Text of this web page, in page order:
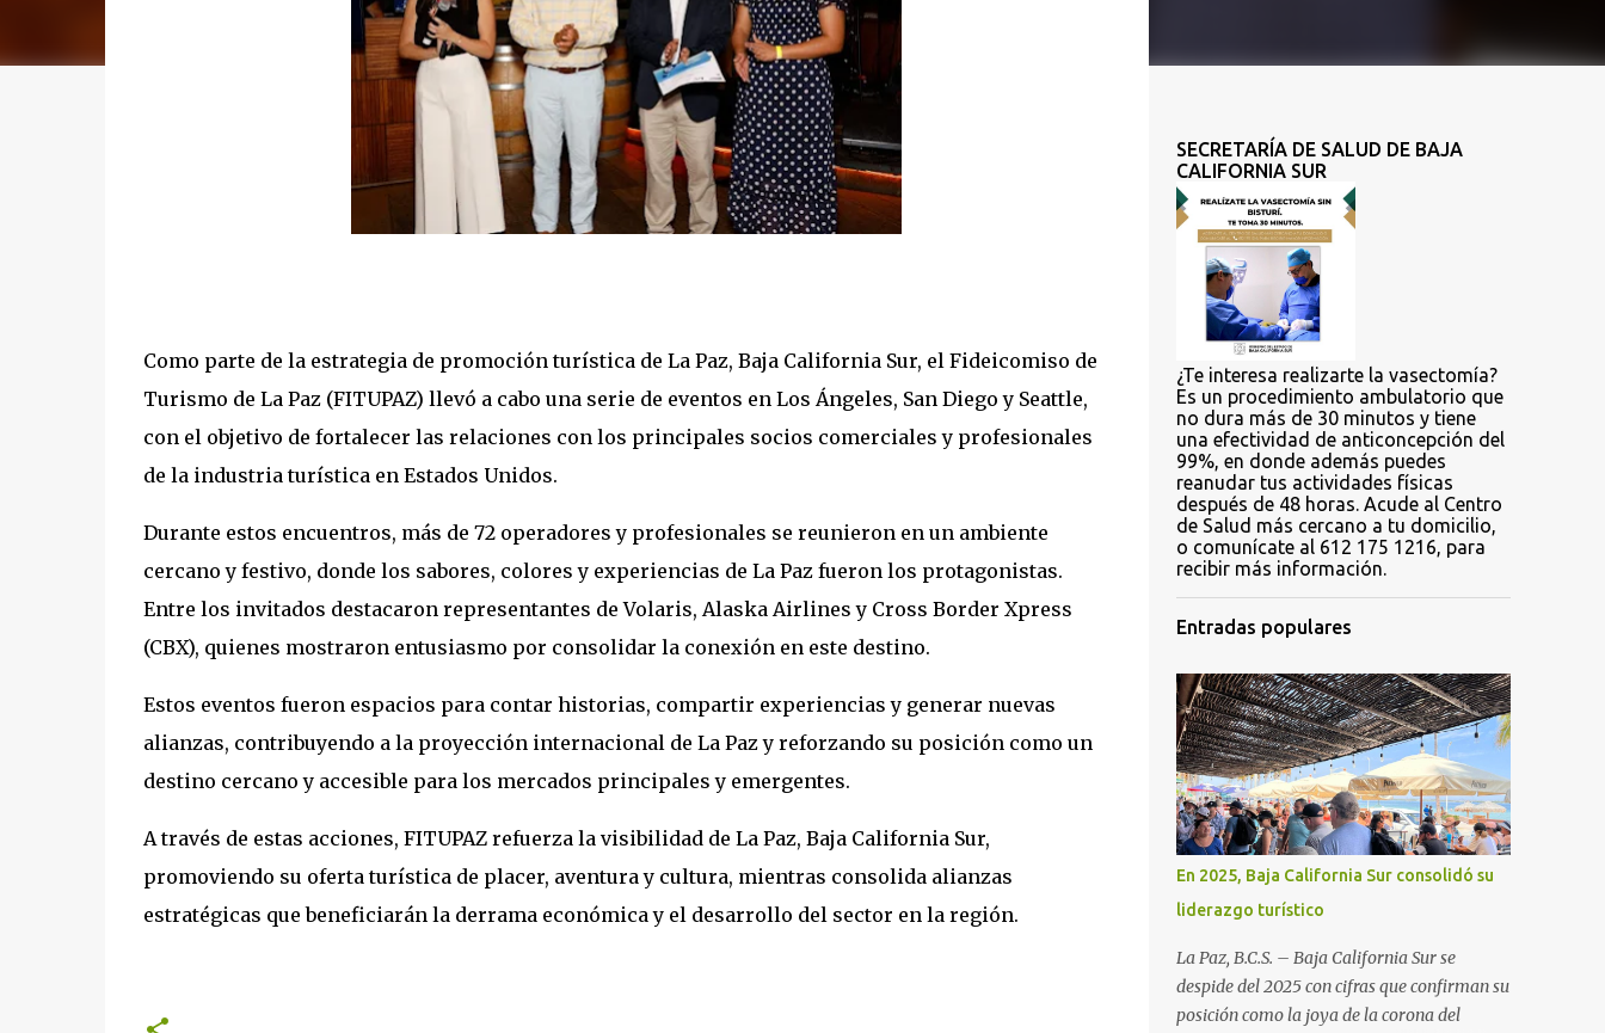
Como parte de la estrategia de promoción turística de La Paz, Baja California Sur, el Fideicomiso de
Turismo de La Paz (FITUPAZ) llevó a cabo una serie de eventos en Los Ángeles, San Diego y Seattle,
con el objetivo de fortalecer las relaciones con los principales socios comerciales y profesionales
de la industria turística en Estados Unidos.
Durante estos encuentros, más de 72 operadores y profesionales se reunieron en un ambiente
cercano y festivo, donde los sabores, colores y experiencias de La Paz fueron los protagonistas.
Entre los invitados destacaron representantes de Volaris, Alaska Airlines y Cross Border Xpress
(CBX), quienes mostraron entusiasmo por consolidar la conexión en este destino.
Estos eventos fueron espacios para contar historias, compartir experiencias y generar nuevas
alianzas, contribuyendo a la proyección internacional de La Paz y reforzando su posición como un
destino cercano y accesible para los mercados principales y emergentes.
A través de estas acciones, FITUPAZ refuerza la visibilidad de La Paz, Baja California Sur,
promoviendo su oferta turística de placer, aventura y cultura, mientras consolida alianzas
estratégicas que beneficiarán la derrama económica y el desarrollo del sector en la región.
SECRETARÍA DE SALUD DE BAJA
CALIFORNIA SUR
¿Te interesa realizarte la vasectomía?
Es un procedimiento ambulatorio que
no dura más de 30 minutos y tiene
una efectividad de anticoncepción del
99%, en donde además puedes
reanudar tus actividades físicas
después de 48 horas. Acude al Centro
de Salud más cercano a tu domicilio,
o comunícate al 612 175 1216, para
recibir más información.
Entradas populares
En 2025, Baja California Sur consolidó su
liderazgo turístico
La Paz, B.C.S. – Baja California Sur se
despide del 2025 con cifras que confirman su
posición como la joya de la corona del